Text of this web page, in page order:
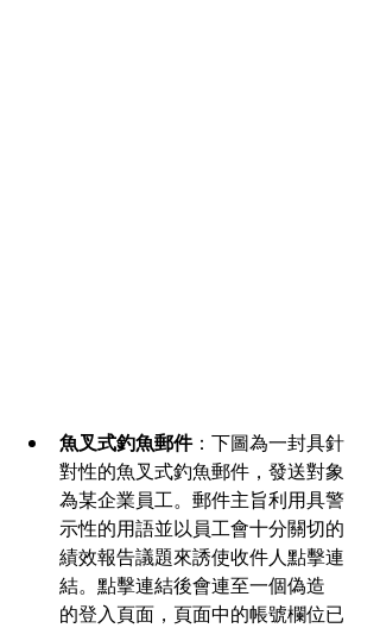
魚叉式釣魚郵件：下圖為一封具針
對性的魚叉式釣魚郵件，發送對象
為某企業員工。郵件主旨利用具警
示性的用語並以員工會十分關切的
績效報告議題來誘使收件人點擊連
結。點擊連結後會連至一個偽造
的登入頁面，頁面中的帳號欄位已